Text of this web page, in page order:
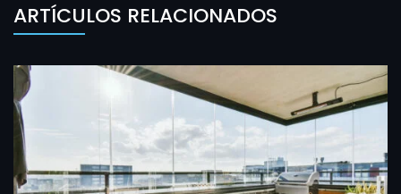
ARTÍCULOS RELACIONADOS